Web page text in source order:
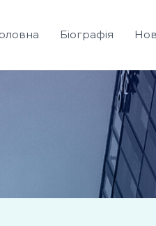
Біографія